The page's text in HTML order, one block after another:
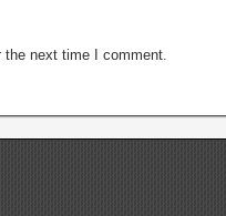
the next time I comment.